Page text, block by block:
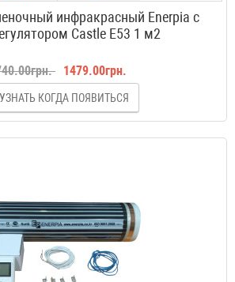
инфракрасный Enerpia с
Castle E53 1 м2
1479.00грн.
УЗНАТЬ КОГДА ПОЯВИТЬСЯ